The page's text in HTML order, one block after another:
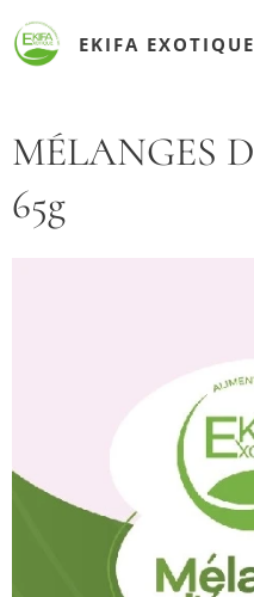
EKIFA EXOTIQUE
MÉLANGES
65g